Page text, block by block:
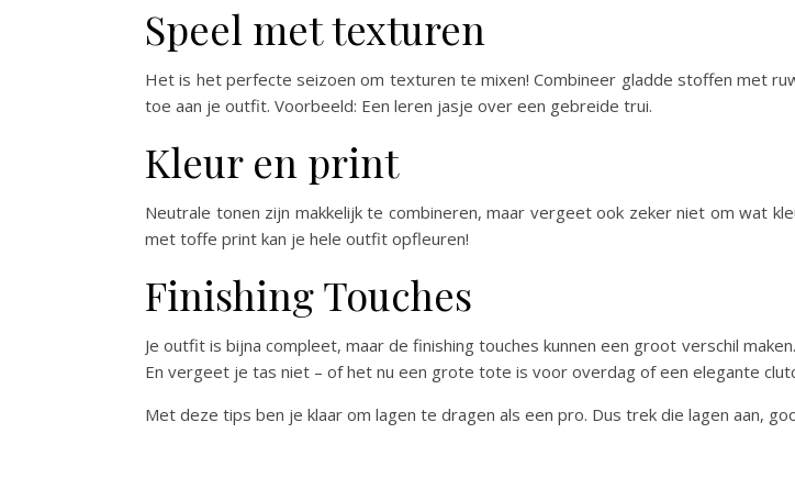
Speel met texturen
Het is het perfecte seizoen om texturen te mixen! Combineer gladde stoffen met
toe aan je outfit. Voorbeeld: Een leren jasje over een gebreide trui.
Kleur en print
Neutrale tonen zijn makkelijk te combineren, maar vergeet ook zeker niet om wat
met toffe print kan je hele outfit opfleuren!
Finishing Touches
Je outfit is bijna compleet, maar de finishing touches kunnen een groot verschil
En vergeet je tas niet – of het nu een grote tote is voor overdag of een elegante
Met deze tips ben je klaar om lagen te dragen als een pro. Dus trek die lagen aan,